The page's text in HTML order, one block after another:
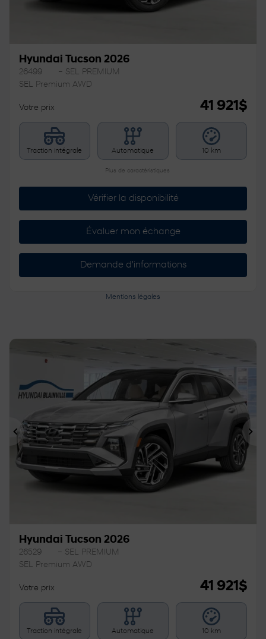
Hyundai Tucson 2026
26499
– SEL PREMIUM
SEL Premium AWD
Votre prix 41 921$
Traction intégrale Automatique 10 km
Plus de caractéristiques
Vérifier la disponibilité
Évaluer mon échange
Demande d'informations
Mentions légales
Précédent
Hyundai Tucson 2026
26529
– SEL PREMIUM
SEL Premium AWD
Votre prix 41 921$
Traction intégrale Automatique 10 km